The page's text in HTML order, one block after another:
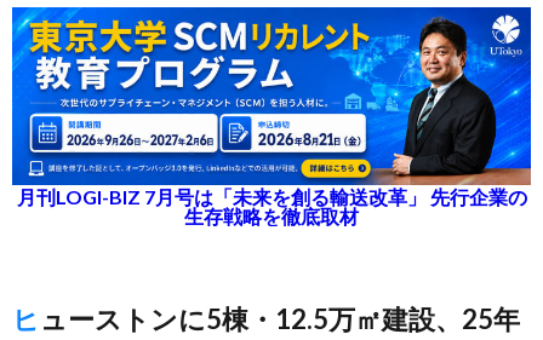
月刊LOGI-BIZ 7月号は「未来を創る輸送改革」 先行企業の
生存戦略を徹底取材
ヒューストンに5棟・12.5万㎡建設、25年